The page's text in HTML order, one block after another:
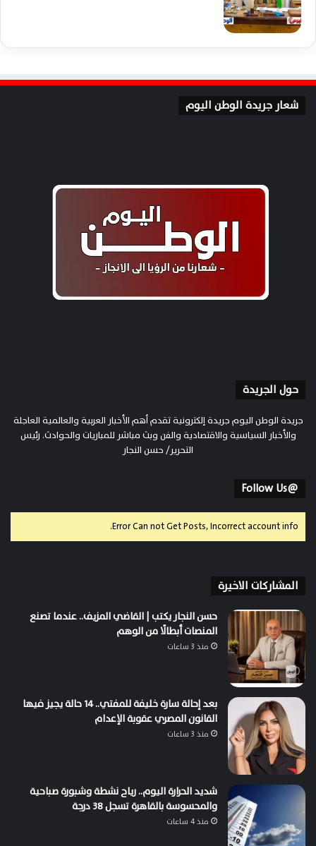
شعار جريدة الوطن اليوم
حول الجريدة
جريدة الوطن اليوم جريدة إلكترونية تقدم أهم الأخبار العربية والعالمية العاجلة
والأخبار السياسية والاقتصادية والفن وبث مباشر للمباريات والحوادث. رئيس
التحرير/ حسن النجار
@Follow Us
Error Can not Get Posts, Incorrect account info.
المشاركات الاخيرة
حسن النجار يكتب | القاضي المزيف.. عندما تصنع
المنصات أبطالًا من الوهم
منذ 3 ساعات
بعد إحالة سارة خليفة للمفتي.. 14 حالة يجيز فيها
القانون المصري عقوبة الإعدام
منذ 3 ساعات
شديد الحرارة اليوم.. رياح نشطة وشبورة صباحية
والمحسوسة بالقاهرة تسجل 38 درجة
منذ 4 ساعات